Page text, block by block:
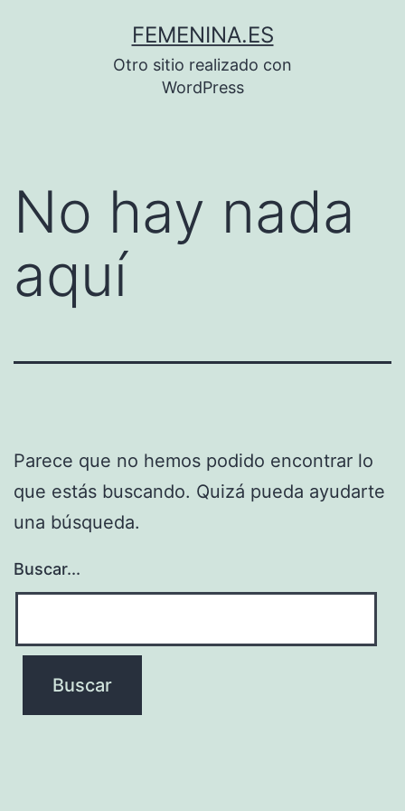
FEMENINA.ES
Otro sitio realizado con
WordPress
No hay nada
aquí
Parece que no hemos podido encontrar lo
que estás buscando. Quizá pueda ayudarte
una búsqueda.
Buscar...